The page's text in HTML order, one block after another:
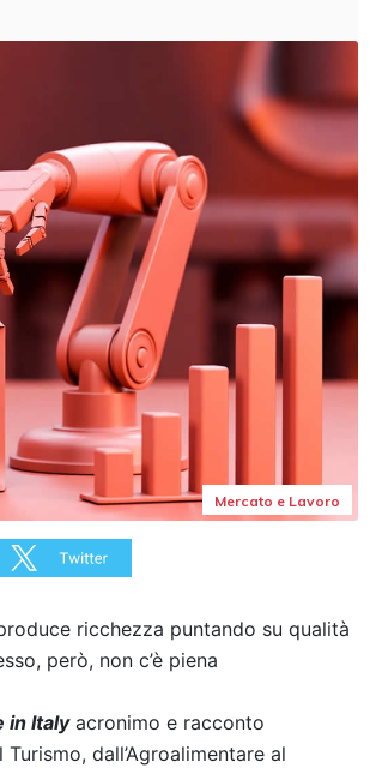
Mercato e Lavoro
ricchezza puntando su qualità
però, non c’è piena
in Italyacronimo e racconto
dall’Agroalimentare al